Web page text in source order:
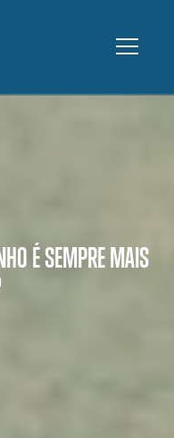
É SEMPRE MAIS